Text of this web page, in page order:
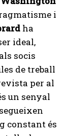
i
ha
ideal,
socis
de treball
per al
un senyal
constant és